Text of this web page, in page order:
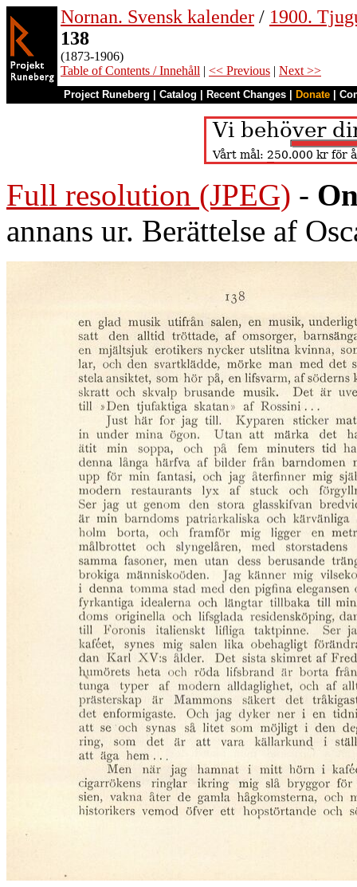
Nornan. Svensk kalender / 1900.
138
(1873-1906)
Table of Contents / Innehåll | << Previous | Next >>
Project Runeberg Catalog Recent Changes Donate
Full resolution (JPEG) -
annans ur. Berättelse af